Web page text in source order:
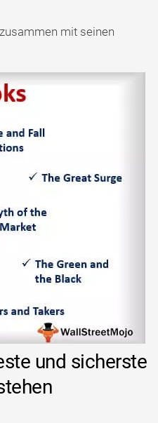
mit seinen
und sicherste